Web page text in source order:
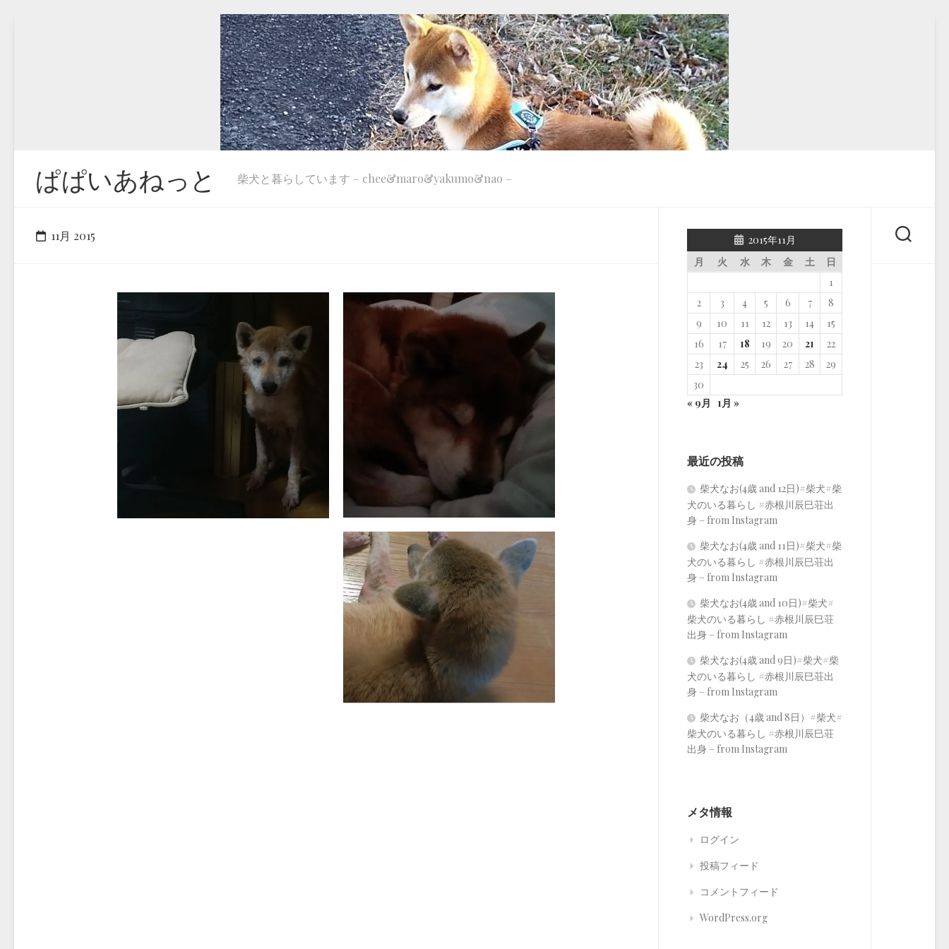
ぱぱいあねっと 柴犬と暮らしています – chee&maro&yakumo&nao –
11月 2015
2015年11月
月
火 水 木 金 土
日
1
2
3 4 5 6 7
8
9
10 11 12 13 14
15
16
17 18 19 20 21
22
23
24 25 26 27 28
29
30
« 9月 1月 »
最近の投稿
柴犬なお(4歳 and 12日)#柴犬#柴
犬のいる暮らし #赤根川辰巳荘出
身 – from Instagram
柴犬なお(4歳 and 11日)#柴犬#柴
犬のいる暮らし #赤根川辰巳荘出
身 – from Instagram
柴犬なお(4歳 and 10日)#柴犬#
柴犬のいる暮らし #赤根川辰巳荘
出身 – from Instagram
柴犬なお(4歳 and 9日)#柴犬#柴
犬のいる暮らし #赤根川辰巳荘出
身 – from Instagram
柴犬なお（4歳 and 8日）#柴犬#
柴犬のいる暮らし #赤根川辰巳荘
出身 – from Instagram
メタ情報
ログイン
投稿フィード
コメントフィード
WordPress.org